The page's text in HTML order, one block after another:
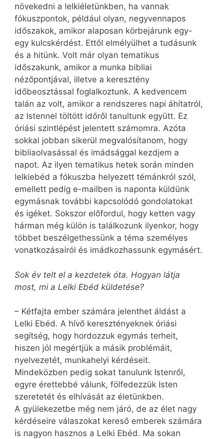
növekedni a lelkiéletünkben, ha vannak
fókuszpontok, például olyan, negyvennapos
idősza­kok, amikor alaposan körbejárunk egy-
egy kulcskérdést. Ettől elmélyülhet a tudásunk
és a hitünk. Volt már olyan tematikus
időszakunk, amikor a munka bibliai
nézőpontjával, illetve a keresztény
időbeosztással foglalkoztunk. A kedvencem
talán az volt, amikor a rendszeres napi áhítatról,
az Istennel töltött időről tanultunk együtt. Ez
óriási szintlépést jelentett számomra. Azóta
sokkal jobban sikerül megvalósítanom, hogy
bibliaolvasással és imádsággal kezdjem a
napot. Az ilyen tematikus hetek során minden
lelkiebéd a fókuszba helyezett témánkról szól,
emellett pedig e-mailben is naponta küldünk
egymásnak további kapcsolódó gondolatokat
és igéket. Sokszor előfordul, hogy ketten vagy
hárman még külön is találkozunk ilyenkor, hogy
többet beszélgethessünk a téma személyes
vonatkozásairól és imádkozhassunk egymásért.
Sok év telt el a kezdetek óta. Hogyan látja
most, mi a Lelki Ebéd küldetése?
– Kétfajta ember számára jelenthet áldást a
Lelki Ebéd. A hívő keresztényeknek óriási
segítség, hogy hordozzuk egymás terheit,
hiszen jól megértjük a másik problémáit,
nyelvezetét, munkahelyi kérdéseit.
Mindeközben pedig sokat tanulunk Istenről,
egyre érettebbé válunk, fölfedezzük Isten
szeretetét és elhívását az életünkben.
A gyülekezetbe még nem járó, de az élet nagy
kérdéseire válaszokat kereső emberek számára
is nagyon hasznos a Lelki Ebéd. Ma sokan